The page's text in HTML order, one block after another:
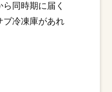
同時期に届く
ブ冷凍庫があれ